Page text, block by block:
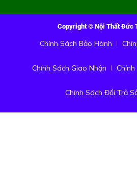
Copyright © Nội Thất Đức
Chính Sách Bảo Hành
Chính Sách Giao Nhận
Chính Sách Đổi Trả